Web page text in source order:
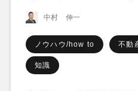
中村 伸一
ノウハウ/how to 不動
知識